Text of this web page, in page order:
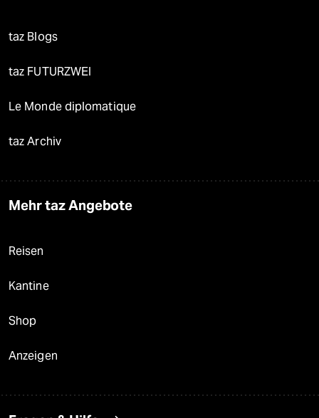
taz Blogs
taz FUTURZWEI
Le Monde diplomatique
taz Archiv
Mehr taz Angebote
Reisen
Kantine
Shop
Anzeigen